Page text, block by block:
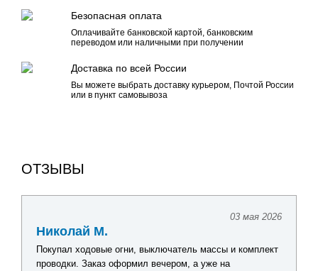
Безопасная оплата
Оплачивайте банковской картой, банковским
переводом или наличными при получении
Доставка по всей России
Вы можете выбрать доставку курьером, Почтой России
или в пункт самовывоза
ОТЗЫВЫ
24 апреля 2026
Павел Г.
Искал комплект оборудования для обновления
лодочной электрики. Получил подробную консультацию